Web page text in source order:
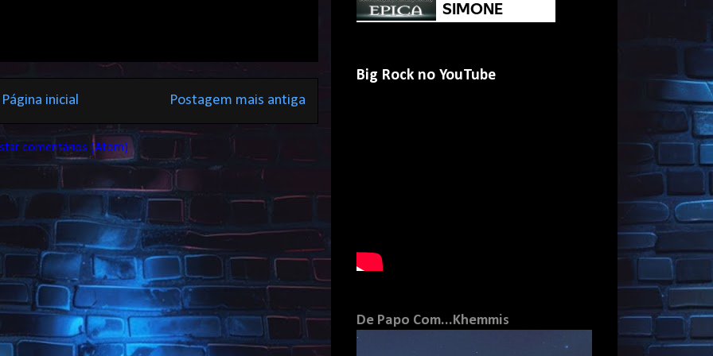
Postagem mais antiga
Página inicial
comentários (Atom)
Big Rock no YouTube
De Papo Com...Khemmis